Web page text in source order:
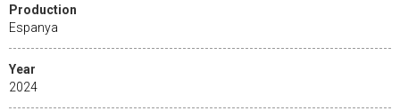
Production
Espanya
Year
2024